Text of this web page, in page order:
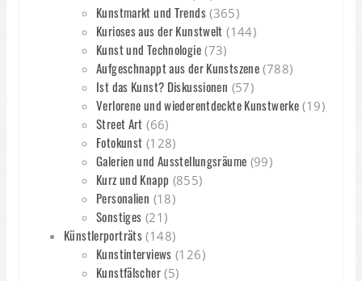
Kunstmarkt und Trends(365)
Kurioses aus der Kunstwelt (144)
Kunst und Technologie(73)
Aufgeschnappt aus der Kunstszene (788)
Ist das Kunst? Diskussionen (57)
Verlorene und wiederentdeckte Kunstwerke (19)
Street Art (66)
Fotokunst (128)
Galerien und Ausstellungsräume (99)
Kurz und Knapp (855)
Personalien (18)
Sonstiges (21)
Künstlerporträts (148)
Kunstinterviews (126)
Kunstfälscher(5)